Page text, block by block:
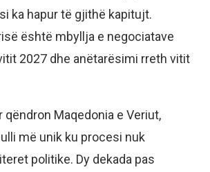
ka hapur të gjithë kapitujt.
është mbyllja e negociatave
2027 dhe anëtarësimi rreth vitit
qëndron Maqedonia e Veriut,
më unik ku procesi nuk
politike. Dy dekada pas